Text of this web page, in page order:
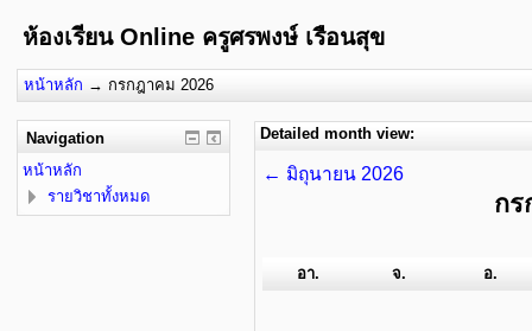
ห้องเรียน Online ครูศรพงษ์ เรือนสุข
หน้าหลัก → กรกฎาคม 2026
Detailed month view:
← มิถุนายน 2026
กร
อา. จ. อ.
Navigation
หน้าหลัก
รายวิชาทั้งหมด